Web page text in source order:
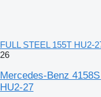
FULL STEEL 155T HU2-
26
Mercedes-Benz
HU2-27